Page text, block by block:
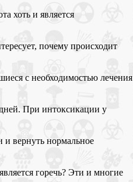
хоть и является
почему происходит
с необходимостью лечения
При интоксикации у
и вернуть нормальное
горечь? Эти и многие